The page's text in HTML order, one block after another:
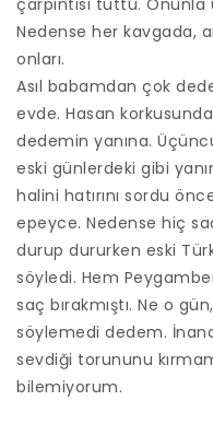
çarpıntısı tuttu. Onunla
Nedense her kavgada,
onları.
Asıl babamdan çok
evde. Hasan
dedemin yanına.
eski günlerdeki gibi
halini hatırını sordu
epeyce. Nedense hiç
durup dururken eski
söyledi. Hem
saç bırakmıştı. Ne o
söylemedi dedem.
sevdiği torununu
bilemiyorum.